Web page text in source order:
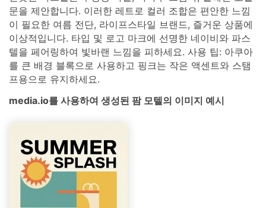
문을 제안합니다. 이러한 레트로 컬러 조합은 편안한 느낌
이 필요한 여름 전단, 라이프스타일 브랜드, 즐거운 상품에
이상적입니다. 타입 및 로고 마크에 선명한 네이비와 파스
텔을 페어링하여 빛바랜 느낌을 피하세요. 사용 팁: 아쿠아
를 큰 배경 블록으로 사용하고 핑크는 작은 액센트와 스탬
프용으로 유지하세요.
media.io를 사용하여 생성된 팜 모텔의 이미지 예시